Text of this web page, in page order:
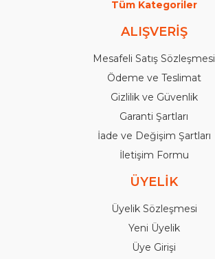
Tüm Kategoriler
ALIŞVERİŞ
Mesafeli Satış Sözleşmesi
Ödeme ve Teslimat
Gizlilik ve Güvenlik
Garanti Şartları
İade ve Değişim Şartları
İletişim Formu
ÜYELİK
Üyelik Sözleşmesi
Yeni Üyelik
Üye Girişi